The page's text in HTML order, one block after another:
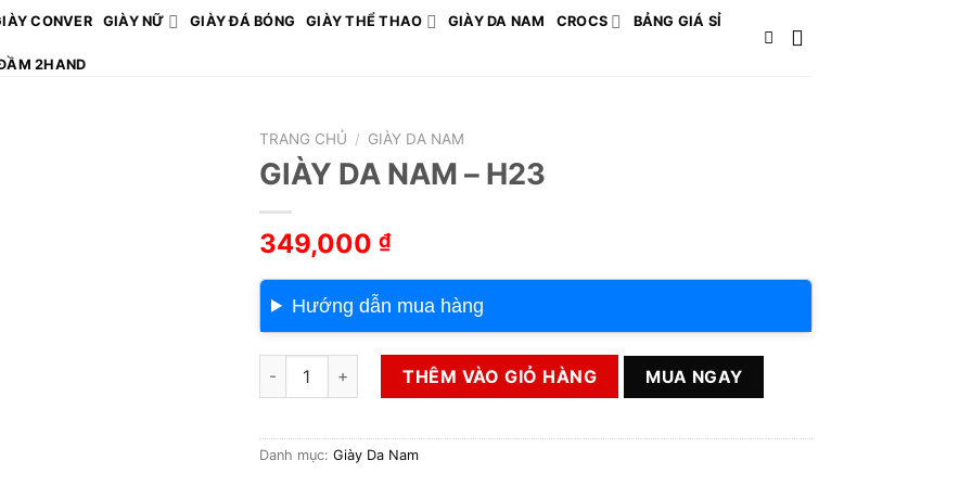
CONVER GIÀY NỮ GIÀY ĐÁ BÓNG GIÀY THỂ THAO GIÀY DA NAM CROCS BẢNG GIÁ SỈ
2HAND
TRANG CHỦ / GIÀY DA NAM
GIÀY DA NAM – H23
349,000 ₫
Hướng dẫn mua hàng
GIÀY DA NAM – H23 số lượngTHÊM VÀO GIỎ HÀNG MUA NGAY
Danh mục: Giày Da Nam